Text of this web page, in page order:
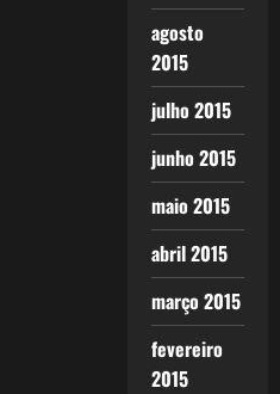
agosto
2015
julho 2015
junho 2015
maio 2015
abril 2015
março 2015
fevereiro
2015